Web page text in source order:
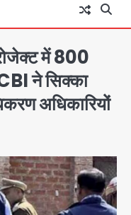
में 800
ने सिक्का
अधिकारियों